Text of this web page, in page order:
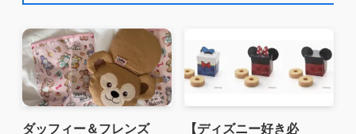
ダッフィー＆フレンズ
【ディズニー好き必